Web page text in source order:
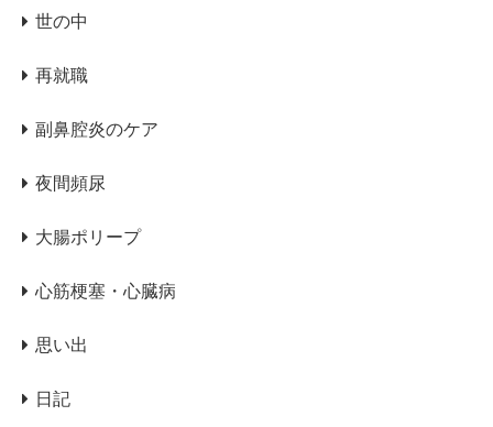
世の中
再就職
副鼻腔炎のケア
夜間頻尿
大腸ポリープ
心筋梗塞・心臓病
思い出
日記